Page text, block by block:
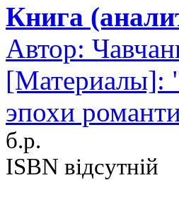
Книга
Автор:
[Материалы]:
эпохи
б.р.
ISBN відсутній